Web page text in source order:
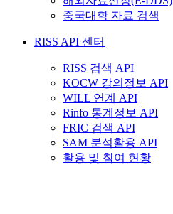
중국대학 자료 검색
RISS API 센터
RISS 검색 API
KOCW 강의정보 API
WILL 연계 API
Rinfo 통계정보 API
FRIC 검색 API
SAM 분석활용 API
활용 및 참여 현황